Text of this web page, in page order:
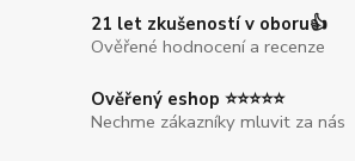
21 let zkušeností v oboru👍
Ověřené hodnocení a recenze
Ověřený eshop ⭐⭐⭐⭐⭐
Nechme zákazníky mluvit za nás